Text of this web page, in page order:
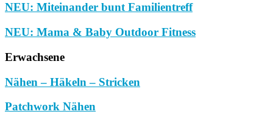
NEU: Miteinander bunt Familientreff
NEU: Mama & Baby Outdoor Fitness
Erwachsene
Nähen – Häkeln – Stricken
Patchwork Nähen